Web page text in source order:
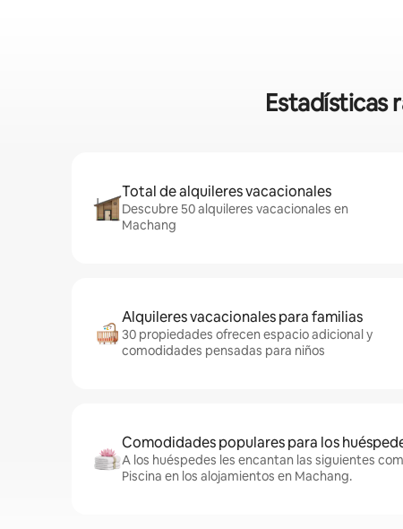
Estadísticas
Total de alquileres vacacionales
Descubre 50 alquileres vacacionales en
Machang
Alquileres vacacionales para familias
30 propiedades ofrecen espacio adicional y
comodidades pensadas para niños
Comodidades populares para los
A los huéspedes les encantan las siguientes
Piscina en los alojamientos en Machang.